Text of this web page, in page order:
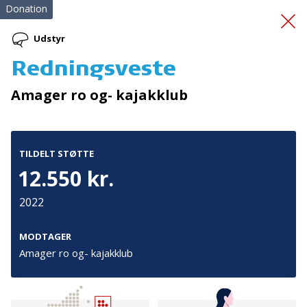
Vores Sunde Hverdag
Donation
Udstyr
Redningsveste
Amager ro og- kajakklub
TILDELT STØTTE
12.550 kr.
2022
MODTAGER
Amager ro og- kajakklub
Tilmeld nyhedsbrev
De seneste nyheder om TrygFondens og TryghedsGruppens
aktiviteter direkte i din indbakke.
Tilmeld